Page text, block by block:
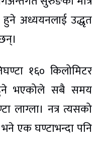
हुने अध्ययनलाई उद्धृत
१६० किलोमिटर
हुने भएकोले सबै समय
लाग्ला। नत्र त्यसको
एक घण्टाभन्दा पनि